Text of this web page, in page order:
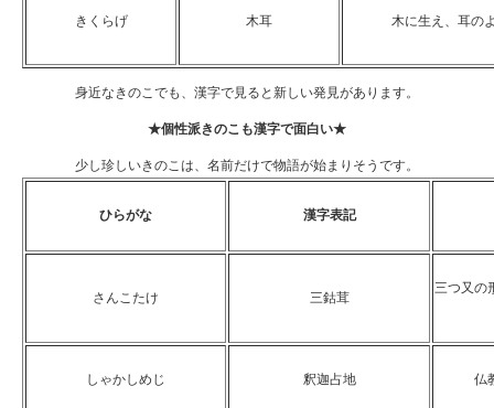
きくらげ 木耳 木に生え、耳の
身近なきのこでも、漢字で見ると新しい発見があります。
★個性派きのこも漢字で面白い★
少し珍しいきのこは、名前だけで物語が始まりそうです。
ひらがな 漢字表記
さんこたけ 三鈷茸
三つ又の
しゃかしめじ 釈迦占地 仏